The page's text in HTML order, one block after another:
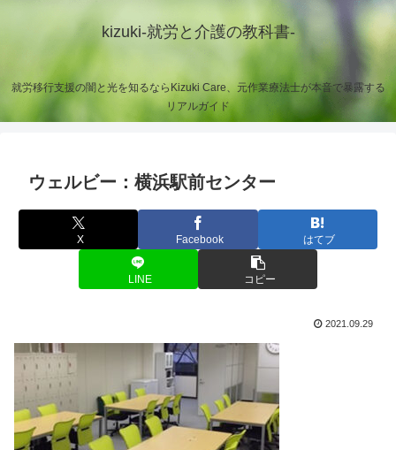
kizuki-就労と介護の教科書-
就労移行支援の闇と光を知るならKizuki Care、元作業療法士が本音で暴露する
リアルガイド
ウェルビー：横浜駅前センター
X Facebook はてブ
LINE コピー
2021.09.29